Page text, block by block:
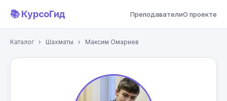
📚 КурсоГид ПреподавателиО проекте
Каталог › Шахматы › Максим Омариев